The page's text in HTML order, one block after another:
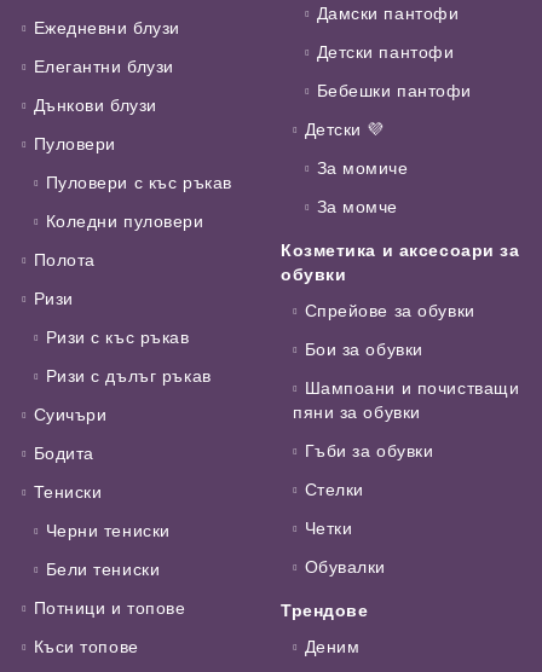
Ежедневни блузи
Елегантни блузи
Дънкови блузи
Пуловери
Пуловери с къс ръкав
Коледни пуловери
Полота
Ризи
Ризи с къс ръкав
Ризи с дълъг ръкав
Суичъри
Бодита
Тениски
Черни тениски
Бели тениски
Потници и топове
Къси топове
Дамски пантофи
Детски пантофи
Бебешки пантофи
Детски 💜
За момиче
За момче
Козметика и аксесоари за
обувки
Спрейове за обувки
Бои за обувки
Шампоани и почистващи
пяни за обувки
Гъби за обувки
Стелки
Четки
Обувалки
Трендове
Деним